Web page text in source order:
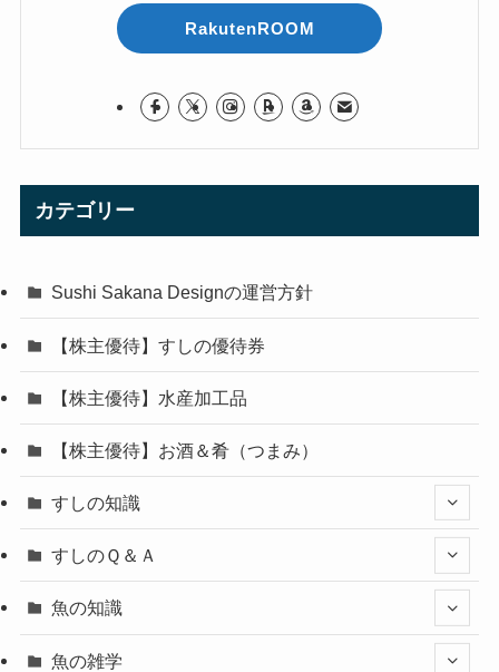
RakutenROOM
カテゴリー
Sushi Sakana Designの運営方針
【株主優待】すしの優待券
【株主優待】水産加工品
【株主優待】お酒＆肴（つまみ）
すしの知識
すしのＱ＆Ａ
魚の知識
魚の雑学